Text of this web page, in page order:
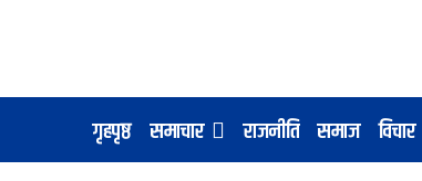
गृहपृष्ठ समाचार राजनीति समाज विचार